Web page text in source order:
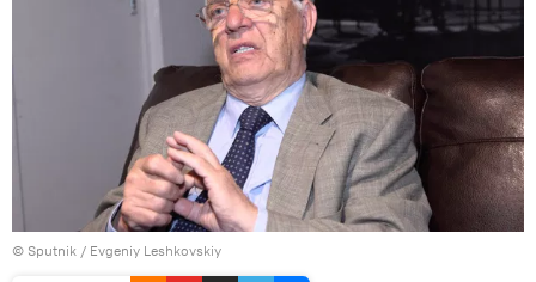
© Sputnik / Evgeniy Leshkovskiy